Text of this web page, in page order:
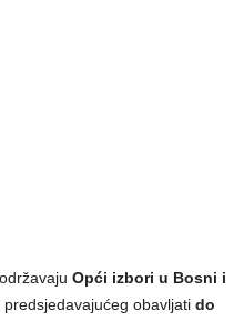
Opći izbori u Bosni i
obavljati do